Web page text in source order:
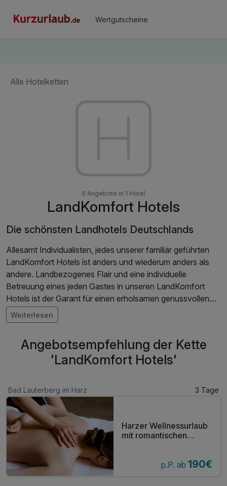
Wertgutscheine
Alle Hotelketten
9 Angebote in 1 Hotel
LandKomfort Hotels
Die schönsten Landhotels Deutschlands
Allesamt Individualisten, jedes unserer familiär geführten
LandKomfort Hotels ist anders und wiederum anders als
andere. Landbezogenes Flair und eine individuelle
Betreuung eines jeden Gastes in unseren LandKomfort
Hotels ist der Garant für einen erholsamen genussvollen
Urlaub, Zeit um in sich zu gehen und die Seele baumeln zu
lassen.
Weiterlesen
Angebotsempfehlung der Kette
'LandKomfort Hotels'
Bad Lauterberg im Harz 3 Tage
Harzer Wellnessurlaub
mit romantischen
p.P. ab 190€